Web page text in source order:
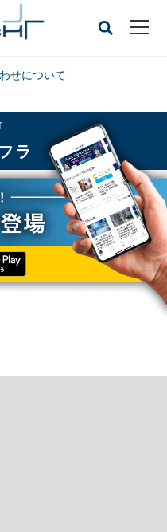
せについて
ラ
・バニック氏
する - 米HP マイ